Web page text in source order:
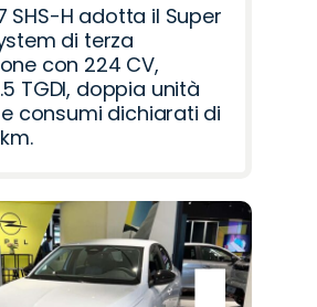
SHS-H adotta il Super
di terza
con 224 CV,
TGDI, doppia unità
consumi dichiarati di